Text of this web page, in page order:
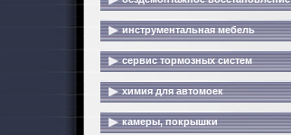
инструментальная мебель
сервис тормозных систем
химия для автомоек
камеры, покрышки